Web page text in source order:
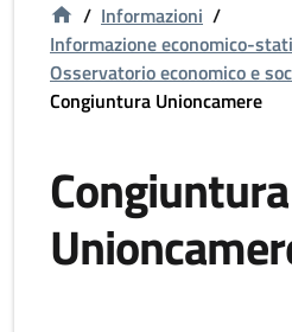
/ Informazioni /
Informazione economico-
Osservatorio economico e
Congiuntura Unioncamere
Congiuntura